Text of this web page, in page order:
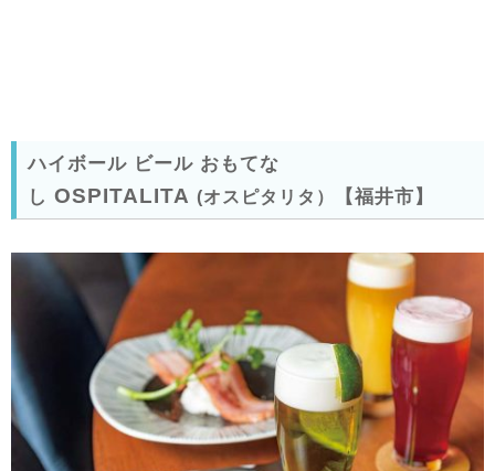
ハイボール ビール おもてな
し OSPITALITA (オスピタリタ） 【福井市】